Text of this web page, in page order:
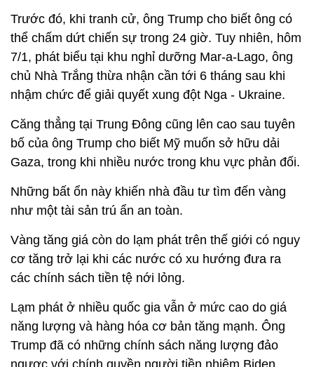
Trước đó, khi tranh cử, ông Trump cho biết ông có
thể chấm dứt chiến sự trong 24 giờ. Tuy nhiên, hôm
7/1, phát biểu tại khu nghỉ dưỡng Mar-a-Lago, ông
chủ Nhà Trắng thừa nhận cần tới 6 tháng sau khi
nhậm chức để giải quyết xung đột Nga - Ukraine.
Căng thẳng tại Trung Đông cũng lên cao sau tuyên
bố của ông Trump cho biết Mỹ muốn sở hữu dải
Gaza, trong khi nhiều nước trong khu vực phản đối.
Những bất ổn này khiến nhà đầu tư tìm đến vàng
như một tài sản trú ẩn an toàn.
Vàng tăng giá còn do lạm phát trên thế giới có nguy
cơ tăng trở lại khi các nước có xu hướng đưa ra
các chính sách tiền tệ nới lỏng.
Lạm phát ở nhiều quốc gia vẫn ở mức cao do giá
năng lượng và hàng hóa cơ bản tăng mạnh. Ông
Trump đã có những chính sách năng lượng đảo
ngược với chính quyền người tiền nhiệm Biden,